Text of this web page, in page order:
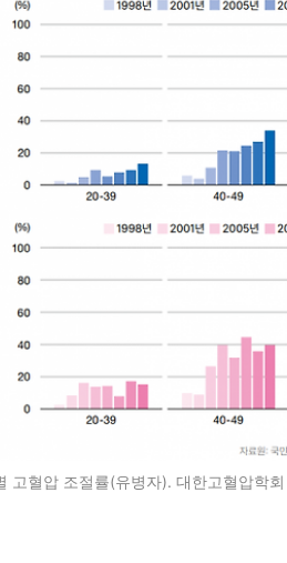
고혈압 조절률(유병자). 대한고혈압학